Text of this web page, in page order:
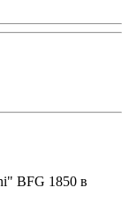
BFG 1850 в